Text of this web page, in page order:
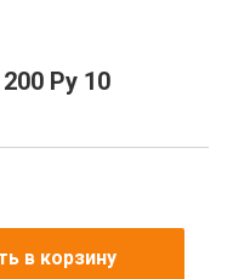
Ру 10
в корзину